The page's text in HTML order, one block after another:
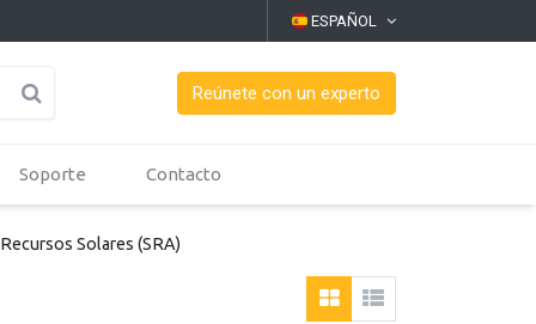
ESPAÑOL
Reúnete con un experto
Soporte Contacto
Solares (SRA)